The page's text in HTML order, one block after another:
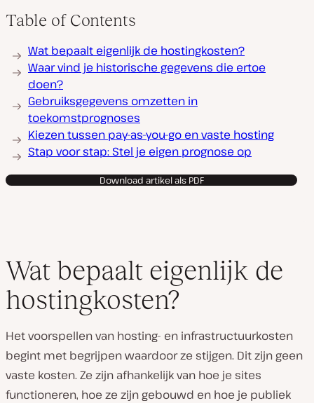
Table of Contents
Wat bepaalt eigenlijk de hostingkosten?
Waar vind je historische gegevens die ertoe
doen?
Gebruiksgegevens omzetten in
toekomstprognoses
Kiezen tussen pay-as-you-go en vaste hosting
Stap voor stap: Stel je eigen prognose op
Download artikel als PDF
Wat bepaalt eigenlijk de
hostingkosten?
Het voorspellen van hosting- en infrastructuurkosten
begint met begrijpen waardoor ze stijgen. Dit zijn geen
vaste kosten. Ze zijn afhankelijk van hoe je sites
functioneren, hoe ze zijn gebouwd en hoe je publiek